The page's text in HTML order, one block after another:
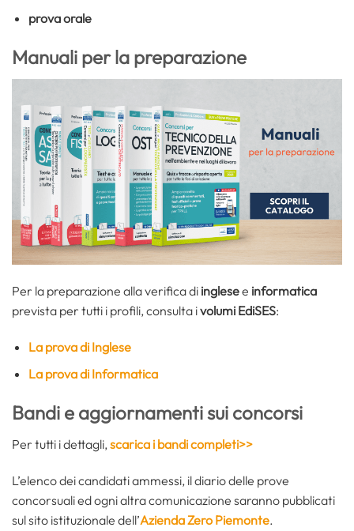
prova orale
Manuali per la preparazione
Per la preparazione alla verifica di inglesee informatica
prevista per tutti i profili, consulta ivolumi EdiSES:
La prova di Inglese
La prova di Informatica
Bandi e aggiornamenti sui concorsi
Per tutti i dettagli,scarica i bandi completi>>
L’elenco dei candidati ammessi, il diario delle prove
concorsuali ed ogni altra comunicazione saranno pubblicati
sul sito istituzionale dell’Azienda Zero Piemonte.